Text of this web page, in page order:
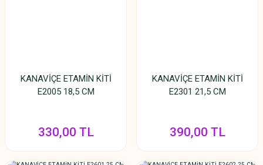
KANAVİÇE ETAMİN KİTİ
E2005 18,5 CM
330,00 TL
KANAVİÇE ETAMİN KİTİ
E2301 21,5 CM
390,00 TL